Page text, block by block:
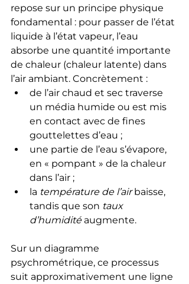
repose sur un principe physique
fondamental : pour passer de l’état
liquide à l’état vapeur, l’eau
absorbe une quantité importante
de chaleur (chaleur latente) dans
l’air ambiant. Concrètement :
de l’air chaud et sec traverse
un média humide ou est mis
en contact avec de fines
gouttelettes d’eau ;
une partie de l’eau s’évapore,
en « pompant » de la chaleur
dans l’air ;
la température de l’air baisse,
tandis que son taux
d’humidité augmente.
Sur un diagramme
psychrométrique, ce processus
suit approximativement une ligne